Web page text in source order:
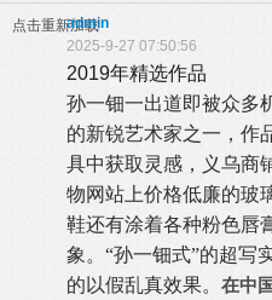
点击重新加载
admin
2025-9-27 07:50:56
2019年精选作品
孙一钿一出道即被众多
的新锐艺术家之一，作
具中获取灵感，义乌商
物网站上价格低廉的玻
鞋还有涂着各种粉色唇
象。“孙一钿式”的超写
的以假乱真效果。 在中